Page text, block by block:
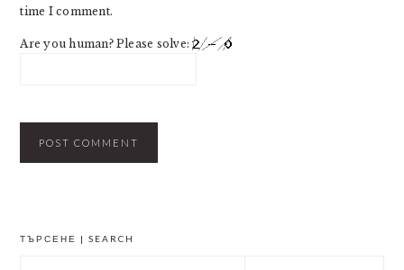
time I comment.
Are you human? Please solve:
ТЪРСЕНЕ | SEARCH